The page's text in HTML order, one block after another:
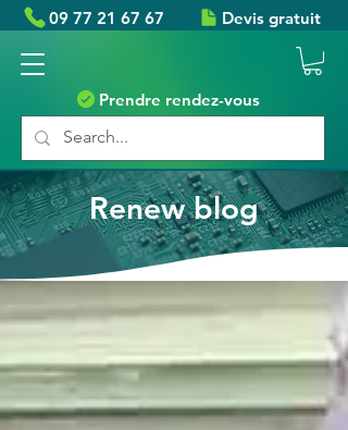
09 77 21 67 67 Devis gratuit
Prendre rendez-vous
Renew blog